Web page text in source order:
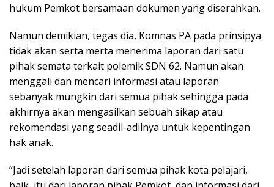
hukum Pemkot bersamaan dokumen yang diserahkan.
Namun demikian, tegas dia, Komnas PA pada prinsipya
tidak akan serta merta menerima laporan dari satu
pihak semata terkait polemik SDN 62. Namun akan
menggali dan mencari informasi atau laporan
sebanyak mungkin dari semua pihak sehingga pada
akhirnya akan mengasilkan sebuah sikap atau
rekomendasi yang seadil-adilnya untuk kepentingan
hak anak.
“Jadi setelah laporan dari semua pihak kota pelajari,